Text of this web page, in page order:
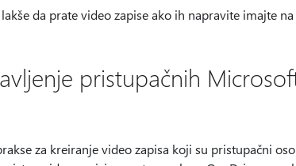
da prate video zapise ako ih napravite imajte
pristupačnih
za kreiranje video zapisa koji su pristupačni